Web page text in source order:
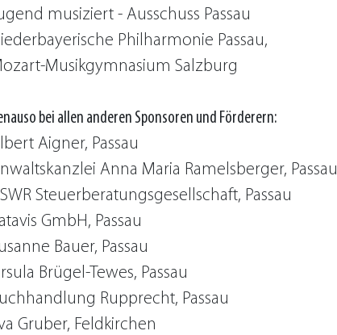
musiziert - Ausschuss Passau
Philharmonie Passau,
Musikgymnasium Salzburg
bei allen anderen Sponsoren und Förderern:
Aigner, Passau
Anna Maria Ramelsberger, Passau
Steuerberatungsgesellschaft, Passau
GmbH, Passau
Bauer, Passau
Brügel-Tewes, Passau
Rupprecht, Passau
Gruber, Feldkirchen